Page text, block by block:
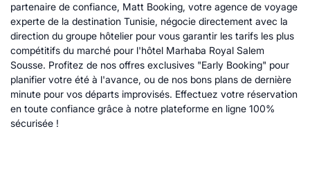
partenaire de confiance, Matt Booking, votre agence de voyage
experte de la destination Tunisie, négocie directement avec la
direction du groupe hôtelier pour vous garantir les tarifs les plus
compétitifs du marché pour l'hôtel Marhaba Royal Salem
Sousse. Profitez de nos offres exclusives "Early Booking" pour
planifier votre été à l'avance, ou de nos bons plans de dernière
minute pour vos départs improvisés. Effectuez votre réservation
en toute confiance grâce à notre plateforme en ligne 100%
sécurisée !